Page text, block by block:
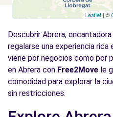
Leaflet | ©
Descubrir Abrera,
regalarse una experiencia
viene por negocios como por
en Abrera con Free2Move le
comodidad para explorar la
sin restricciones.